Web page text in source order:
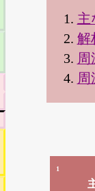
主
解
周
周
1